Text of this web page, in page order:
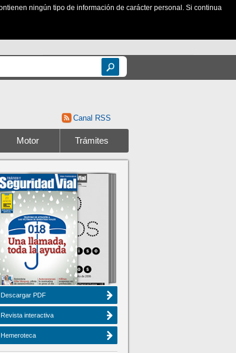
ningún tipo de información de carácter personal. Si continua
Canal RSS
Motor Trámites
Descargar PDF
Revista interactiva
Hemeroteca